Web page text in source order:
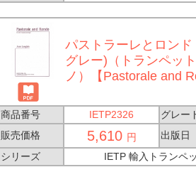
パストラーレとロン
グレー)（トランペッ
ノ）【Pastorale and
商品番号 IETP2326
グレー
販売価格
5,610 円
出版日
シリーズ
IETP 輸入トランペ